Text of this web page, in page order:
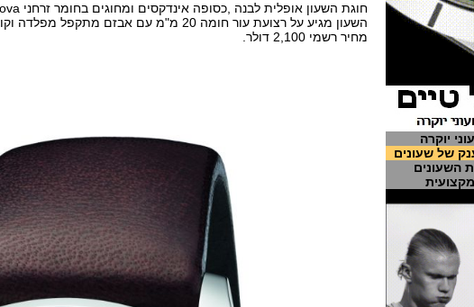
יוקרה
של שעונים
השעונים
חוגת השעון אופלית לבנה ,כסופה אינדקסים ומחוגים בחומר זרחני SuperLuminova.
השעון מגיע על רצועת עור חומה 20 מ"מ עם אבזם מתקפל מפלדה וקופסה מיוחדת למהדורה
מחיר רשמי 2,100 דולר.